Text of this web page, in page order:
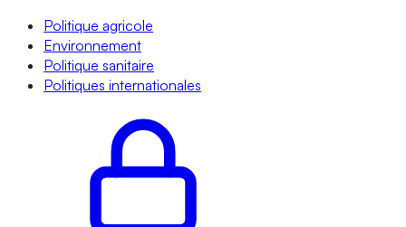
Politique agricole
Environnement
Politique sanitaire
Politiques internationales